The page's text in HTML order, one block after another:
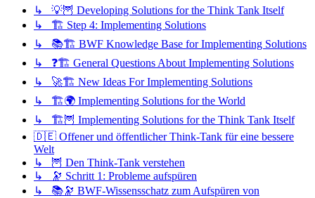
↳ 💡🦉 Developing Solutions for the Think Tank Itself
↳ 🏗️ Step 4: Implementing Solutions
↳ 📚🏗️ BWF Knowledge Base for Implementing Solutions
↳ ❓🏗️ General Questions About Implementing Solutions
↳ 🚀🏗️ New Ideas For Implementing Solutions
↳ 🏗️🌍 Implementing Solutions for the World
↳ 🏗️🦉 Implementing Solutions for the Think Tank Itself
🇩🇪 Offener und öffentlicher Think-Tank für eine bessere
Welt
↳ 🦉 Den Think-Tank verstehen
↳ 🔭 Schritt 1: Probleme aufspüren
↳ 📚🔭 BWF-Wissensschatz zum Aufspüren von